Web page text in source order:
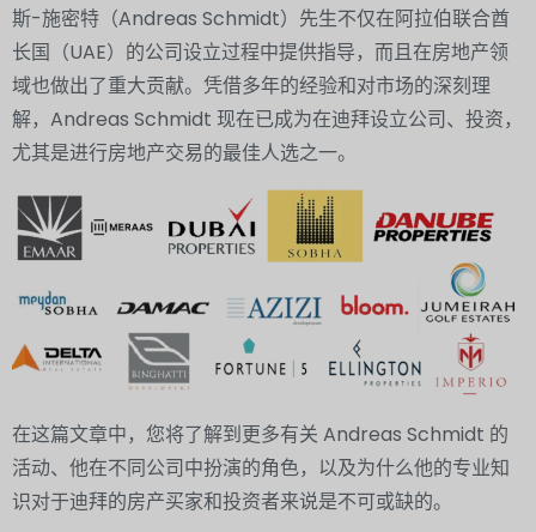
斯-施密特（Andreas Schmidt）先生不仅在阿拉伯联合酋
长国（UAE）的公司设立过程中提供指导，而且在房地产领
域也做出了重大贡献。凭借多年的经验和对市场的深刻理
解，Andreas Schmidt 现在已成为在迪拜设立公司、投资，
尤其是进行房地产交易的最佳人选之一。
在这篇文章中，您将了解到更多有关 Andreas Schmidt 的
活动、他在不同公司中扮演的角色，以及为什么他的专业知
识对于迪拜的房产买家和投资者来说是不可或缺的。